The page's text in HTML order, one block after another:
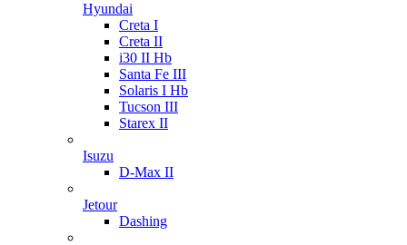
Hyundai
Creta I
Creta II
i30 II Hb
Santa Fe III
Solaris I Hb
Tucson III
Starex II
Isuzu
D-Max II
Jetour
Dashing